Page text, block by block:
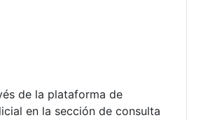
de la plataforma de
en la sección de consulta